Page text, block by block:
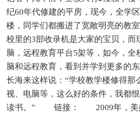
纪60年代修建的平房，现今，全学
楼，同学们都搬进了宽敞明亮的教
校里的3部收录机是大家的宝贝，而
脑，远程教育平台5架等，如今，全
脑和远程教育，看到并学到更多的
长海来这样说：“学校教学楼修得那
视、电脑等，这么好的条件，我都
读书。” 链接： 2009年，美姑